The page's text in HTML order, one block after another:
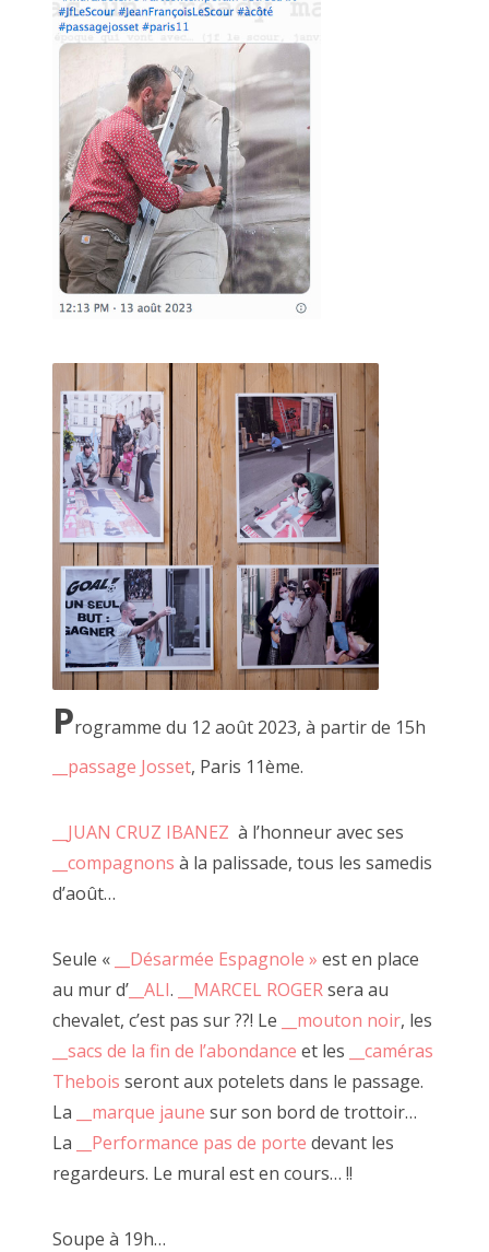
Programme du 12 août 2023, à partir de 15h
__passage Josset, Paris 11ème.
__JUAN CRUZ IBANEZ à l’honneur avec ses
__compagnons à la palissade, tous les samedis
d’août…
Seule « __Désarmée Espagnole » est en place
au mur d’ __ALI. __MARCEL ROGERsera au
chevalet, c’est pas sur ??! Le
__mouton noir, les
__sacs de la fin de l’abondance et les
__caméras
Thebois seront aux potelets dans le passage.
La
__marque jaune sur son bord de trottoir…
La
__Performance pas de porte devant les
regardeurs. Le mural est en cours… !!
Soupe à 19h…
CECILE RAYMOND, 18 octobre 2014
Le OU PAS, concept inhérent aux faiseurs, consiste dans le
fait de jouer de tout.
De sa voix, de son corps, d'une fabrication d'éléments à
une performance improvisée sans savoir si cela va "le faire
ou pas".
Principalement menées DEHORS! sur le parvis, la scène
le développement artistique du faiseur.